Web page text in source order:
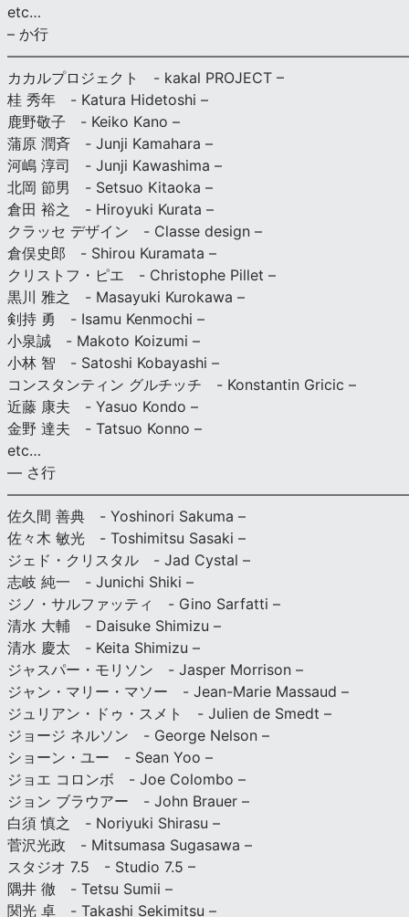
etc…
– か行
カカルプロジェクト - kakal PROJECT –
桂 秀年 - Katura Hidetoshi –
鹿野敬子 - Keiko Kano –
蒲原 潤斉 - Junji Kamahara –
河嶋 淳司 - Junji Kawashima –
北岡 節男 - Setsuo Kitaoka –
倉田 裕之 - Hiroyuki Kurata –
クラッセ デザイン - Classe design –
倉俣史郎 - Shirou Kuramata –
クリストフ・ピエ - Christophe Pillet –
黒川 雅之 - Masayuki Kurokawa –
剣持 勇 - Isamu Kenmochi –
小泉誠 - Makoto Koizumi –
小林 智 - Satoshi Kobayashi –
コンスタンティン グルチッチ - Konstantin Gricic –
近藤 康夫 - Yasuo Kondo –
金野 達夫 - Tatsuo Konno –
etc…
— さ行
佐久間 善典 - Yoshinori Sakuma –
佐々木 敏光 - Toshimitsu Sasaki –
ジェド・クリスタル - Jad Cystal –
志岐 純一 - Junichi Shiki –
ジノ・サルファッティ - Gino Sarfatti –
清水 大輔 - Daisuke Shimizu –
清水 慶太 - Keita Shimizu –
ジャスパー・モリソン - Jasper Morrison –
ジャン・マリー・マソー - Jean-Marie Massaud –
ジュリアン・ドゥ・スメト - Julien de Smedt –
ジョージ ネルソン - George Nelson –
ショーン・ユー - Sean Yoo –
ジョエ コロンボ - Joe Colombo –
ジョン ブラウアー - John Brauer –
白須 慎之 - Noriyuki Shirasu –
菅沢光政 - Mitsumasa Sugasawa –
スタジオ 7.5 - Studio 7.5 –
隅井 徹 - Tetsu Sumii –
関光 卓 - Takashi Sekimitsu –